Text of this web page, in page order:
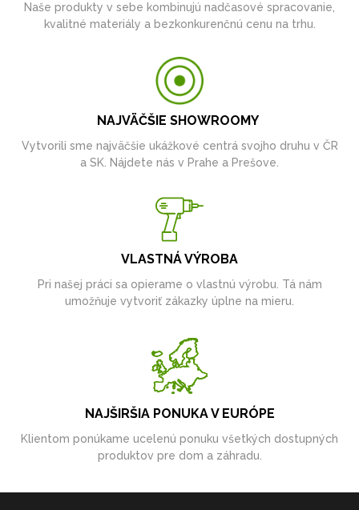
Naše produkty v sebe kombinujú nadčasové spracovanie,
kvalitné materiály a bezkonkurenčnú cenu na trhu.
NAJVÄČŠIE SHOWROOMY
Vytvorili sme najväčšie ukážkové centrá svojho druhu v ČR
a SK. Nájdete nás v Prahe a Prešove.
VLASTNÁ VÝROBA
Pri našej práci sa opierame o vlastnú výrobu. Tá nám
umožňuje vytvoriť zákazky úplne na mieru.
NAJŠIRŠIA PONUKA V EURÓPE
Klientom ponúkame ucelenú ponuku všetkých dostupných
produktov pre dom a záhradu.